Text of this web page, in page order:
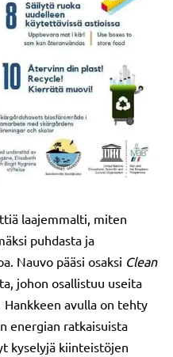
laajemmalti, miten
puhdasta ja
Nauvo pääsi osaksi Clean
johon osallistuu useita
avulla on tehty
energian ratkaisuista
kyselyjä kiinteistöjen